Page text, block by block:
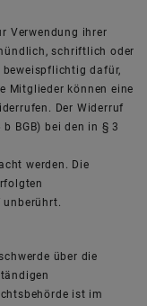
Verwendung ihrer
schriftlich oder
beweispflichtig dafür,
Mitglieder können eine
Der Widerruf
BGB) bei den in § 3
werden. Die
unberührt.
über die
ist im